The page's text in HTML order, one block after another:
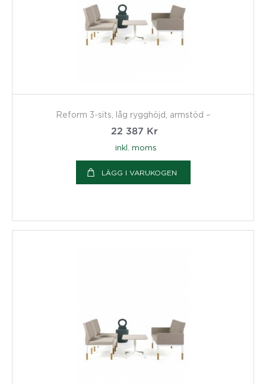
Reform 3-sits, låg rygghöjd, armstöd –
22 387 Kr
inkl. moms
LÄGG I VARUKOGEN